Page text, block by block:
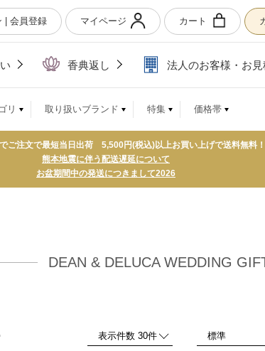
| 会員登録 マイページ カート
香典返し 法人のお客様・お
リ 取り扱いブランド 特集 価格帯
ご注文で最短当日出荷 5,500円(税込)以上お買い上げで送料無料！
熊本地震に伴う配送遅延について
お盆期間中の発送につきまして2026
DEAN & DELUCA WEDDING